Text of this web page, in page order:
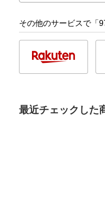
その他のサービスで「
最近チェックした